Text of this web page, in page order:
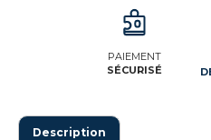
PAIEMENT
SÉCURISÉ
Description